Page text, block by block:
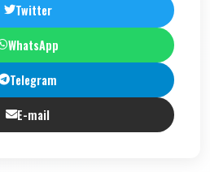
Twitter
WhatsApp
Telegram
E-mail